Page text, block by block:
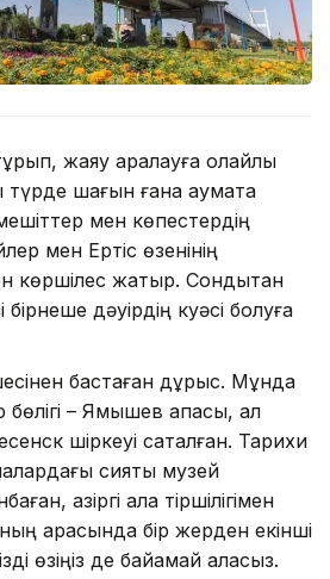
жаяу аралауға қолайлы
шағын ғана аумақта
мешіттер мен көпестердің
мен Ертіс өзенінің
көршілес жатыр. Сондықтан
бірнеше дәуірдің куәсі болуға
бастаған дұрыс. Мұнда
бөлігі – Ямышев қақпасы, ал
шіркеуі сақталған. Тарихи
сияқты музей
қазіргі қала тіршілігімен
арқасында бір жерден екінші
өзіңіз де байқамай қаласыз.